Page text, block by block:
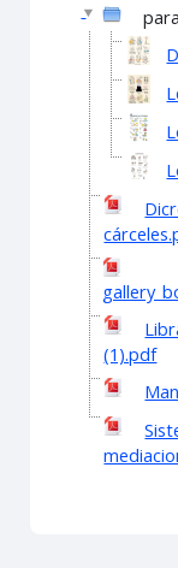
(1).pdf